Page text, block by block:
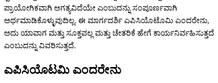
ಪ್ರಾಯೋಗಿಕವಾಗಿ ಅಗತ್ಯವಿದೆಯೇ ಎಂಬುದನ್ನು ಸಂಪೂರ್ಣವಾಗಿ
ಅರ್ಥಮಾಡಿಕೊಳ್ಳುವುದಿಲ್ಲ. ಈ ಮಾರ್ಗದರ್ಶಿ ಎಪಿಸಿಯೊಟೊಮಿ ಎಂದರೇನು,
ಅದು ಯಾವಾಗ ಮತ್ತು ಸೂಕ್ತವಲ್ಲ ಮತ್ತು ಚೇತರಿಕೆ ಹೇಗೆ ಕಾರ್ಯನಿರ್ವಹಿಸುತ್ತದೆ
ಎಂಬುದನ್ನು ವಿವರಿಸುತ್ತದೆ.
ಎಪಿಸಿಯೊಟಮಿ ಎಂದರೇನು